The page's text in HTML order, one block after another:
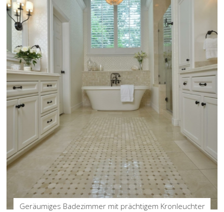
Geräumiges Badezimmer mit prächtigem Kronleuchter